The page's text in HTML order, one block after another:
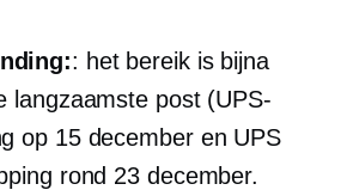
: het bereik is bijna
langzaamste post (UPS-
op 15 december en UPS
rond 23 december.